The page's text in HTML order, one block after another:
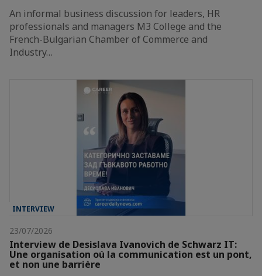
An informal business discussion for leaders, HR
professionals and managers M3 College and the
French-Bulgarian Chamber of Commerce and
Industry…
INTERVIEW
23/07/2026
Interview de Desislava Ivanovich de Schwarz IT:
Une organisation où la communication est un pont,
et non une barrière